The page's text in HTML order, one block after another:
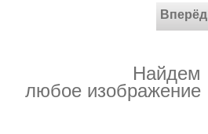
Вперёд
Найдем
любое изображение